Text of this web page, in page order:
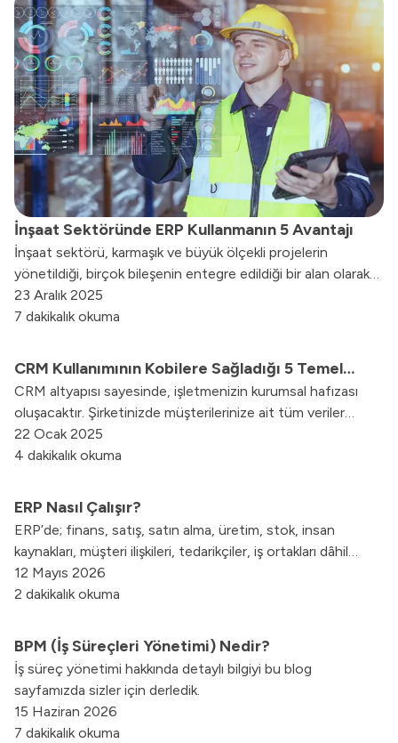
İnşaat Sektöründe ERP Kullanmanın 5 Avantajı
İnşaat sektörü, karmaşık ve büyük ölçekli projelerin
yönetildiği, birçok bileşenin entegre edildiği bir alan olarak
bilinir. Bu nedenle, etkili bir iş yönetimi ve süreç kontrolü,
inşaat şirketleri için kritik bir öneme sahiptir.
23 Aralık 2025
7 dakikalık okuma
CRM Kullanımının Kobilere Sağladığı 5 Temel
Fayda Nedir?
CRM altyapısı sayesinde, işletmenizin kurumsal hafızası
oluşacaktır. Şirketinizde müşterilerinize ait tüm veriler
excelde, dosyalarda veya defterlerde olmak yerine, CRM
yazılımında toplanacaktır.
22 Ocak 2025
4 dakikalık okuma
ERP Nasıl Çalışır?
ERP’de; finans, satış, satın alma, üretim, stok, insan
kaynakları, müşteri ilişkileri, tedarikçiler, iş ortakları dâhil
olmak üzere ilgili departmanlar birbiriyle işbirliği içinde
olurlar. İki departman arasındaki herhangi bir konuya ilişkin
12 Mayıs 2026
2 dakikalık okuma
BPM (İş Süreçleri Yönetimi) Nedir?
İş süreç yönetimi hakkında detaylı bilgiyi bu blog
sayfamızda sizler için derledik.
15 Haziran 2026
7 dakikalık okuma